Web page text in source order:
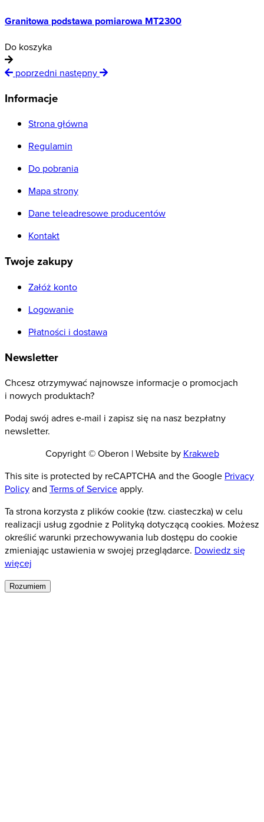
Granitowa podstawa pomiarowa MT2300
Do koszyka
poprzedni następny
Informacje
Strona główna
Regulamin
Do pobrania
Mapa strony
Dane teleadresowe producentów
Kontakt
Twoje zakupy
Załóż konto
Logowanie
Płatności i dostawa
Newsletter
Chcesz otrzymywać najnowsze informacje o promocjach
i nowych produktach?
Podaj swój adres e-mail i zapisz się na nasz bezpłatny
newsletter.
Copyright © Oberon | Website by Krakweb
This site is protected by reCAPTCHA and the Google Privacy
Policyand Terms of Serviceapply.
Ta strona korzysta z plików cookie (tzw. ciasteczka) w celu
realizacji usług zgodnie z Polityką dotyczącą cookies. Możesz
określić warunki przechowywania lub dostępu do cookie
zmieniając ustawienia w swojej przeglądarce. Dowiedz się
więcej
Rozumiem